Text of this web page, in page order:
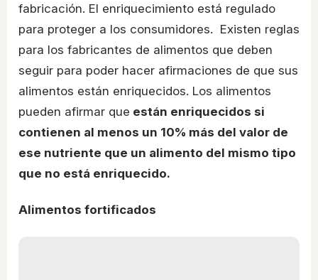
fabricación. El enriquecimiento está regulado
para proteger a los consumidores. Existen reglas
para los fabricantes de alimentos que deben
seguir para poder hacer afirmaciones de que sus
alimentos están enriquecidos. Los alimentos
pueden afirmar que están enriquecidos si
contienen al menos un 10% más del valor de
ese nutriente que un alimento del mismo tipo
que no está enriquecido.
Alimentos fortificados